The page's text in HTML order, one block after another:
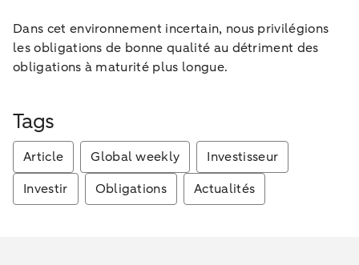
Dans cet environnement incertain, nous privilégions
les obligations de bonne qualité au détriment des
obligations à maturité plus longue.
Tags
Article Global weekly
Investisseur
Investir
Obligations Actualités